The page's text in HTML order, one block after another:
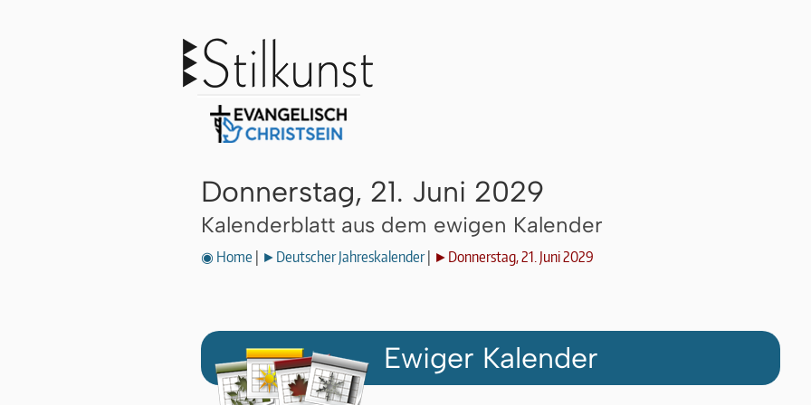
Donnerstag, 21. Juni 2029
Kalenderblatt aus dem ewigen Kalender
◉ Home ►Deutscher Jahreskalender| ►Donnerstag, 21. Juni 2029
Ewiger Kalender